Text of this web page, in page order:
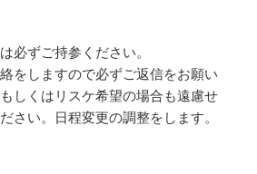
必ずご持参ください。
をしますので必ずご返信をお願い
しくはリスケ希望の場合も遠慮せ
さい。日程変更の調整をします。